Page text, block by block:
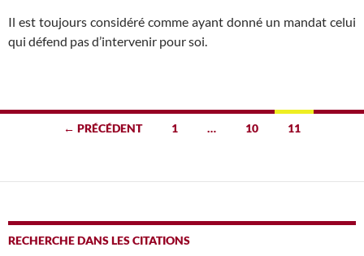
Il est toujours considéré comme ayant donné un mandat celui
qui défend pas d’intervenir pour soi.
Navigation
articles
← PRÉCÉDENT 1 … 10 11
RECHERCHE DANS LES CITATIONS